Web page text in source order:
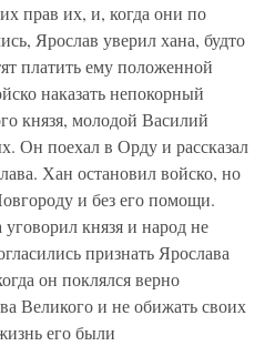
прав их, и, когда они по
Ярослав уверил хана, будто
платить ему положенной
наказать непокорный
князя, молодой Василий
Он поехал в Орду и рассказал
Хан остановил войско, но
и без его помощи.
князя и народ не
признать Ярослава
он поклялся верно
Великого и не обижать своих
его были